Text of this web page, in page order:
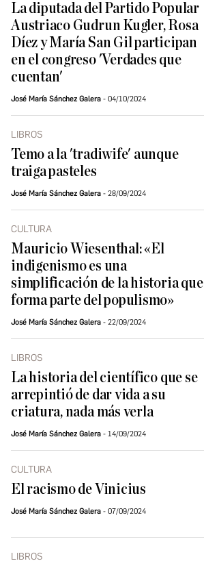
La diputada del Partido Popular
Austriaco Gudrun Kugler, Rosa
Díez y María San Gil participan
en el congreso 'Verdades que
cuentan'
José María Sánchez Galera 04/10/2024
LIBROS
Temo a la 'tradiwife' aunque
traiga pasteles
José María Sánchez Galera 28/09/2024
CULTURA
Mauricio Wiesenthal: «El
indigenismo es una
simplificación de la historia que
forma parte del populismo»
José María Sánchez Galera 22/09/2024
LIBROS
La historia del científico que se
arrepintió de dar vida a su
criatura, nada más verla
José María Sánchez Galera 14/09/2024
CULTURA
El racismo de Vinicius
José María Sánchez Galera 07/09/2024
LIBROS